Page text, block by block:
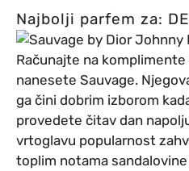
Najbolji parfem za:
Računajte na
nanesete Sauvage.
ga čini dobrim izborom
provedete čitav dan
vrtoglavu popularnost
toplim notama